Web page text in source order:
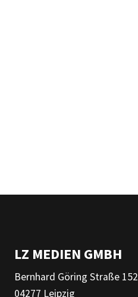
LZ MEDIEN GMBH
Bernhard Göring Straße 152
04277 Leipzig